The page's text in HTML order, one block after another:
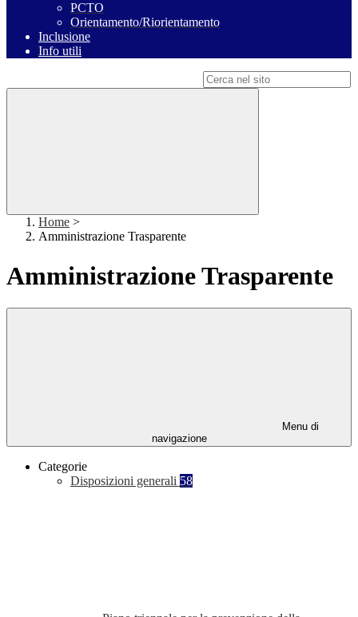
PCTO
Orientamento/Riorientamento
Inclusione
Info utili
Home >
Amministrazione Trasparente
Amministrazione Trasparente
Menu di
navigazione
Categorie
Disposizioni generali 58